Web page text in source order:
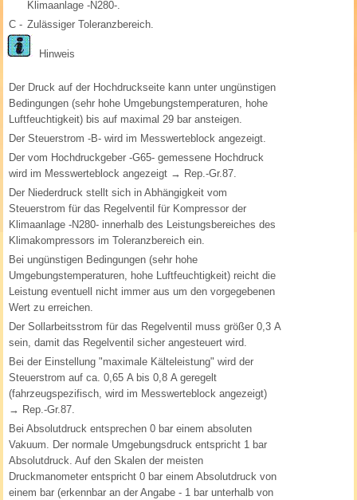
Klimaanlage -N280-.
C - Zulässiger Toleranzbereich.
Hinweis
Der Druck auf der Hochdruckseite kann unter ungünstigen
Bedingungen (sehr hohe Umgebungstemperaturen, hohe
Luftfeuchtigkeit) bis auf maximal 29 bar ansteigen.
Der Steuerstrom -B- wird im Messwerteblock angezeigt.
Der vom Hochdruckgeber -G65- gemessene Hochdruck
wird im Messwerteblock angezeigt → Rep.-Gr.87.
Der Niederdruck stellt sich in Abhängigkeit vom
Steuerstrom für das Regelventil für Kompressor der
Klimaanlage -N280- innerhalb des Leistungsbereiches des
Klimakompressors im Toleranzbereich ein.
Bei ungünstigen Bedingungen (sehr hohe
Umgebungstemperaturen, hohe Luftfeuchtigkeit) reicht die
Leistung eventuell nicht immer aus um den vorgegebenen
Wert zu erreichen.
Der Sollarbeitsstrom für das Regelventil muss größer 0,3 A
sein, damit das Regelventil sicher angesteuert wird.
Bei der Einstellung "maximale Kälteleistung" wird der
Steuerstrom auf ca. 0,65 A bis 0,8 A geregelt
(fahrzeugspezifisch, wird im Messwerteblock angezeigt)
→ Rep.-Gr.87.
Bei Absolutdruck entsprechen 0 bar einem absoluten
Vakuum. Der normale Umgebungsdruck entspricht 1 bar
Absolutdruck. Auf den Skalen der meisten
Druckmanometer entspricht 0 bar einem Absolutdruck von
einem bar (erkennbar an der Angabe - 1 bar unterhalb von